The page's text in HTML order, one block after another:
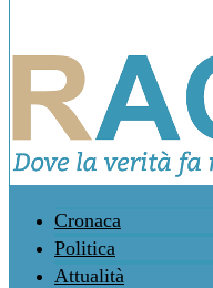
Cronaca
Politica
Attualità